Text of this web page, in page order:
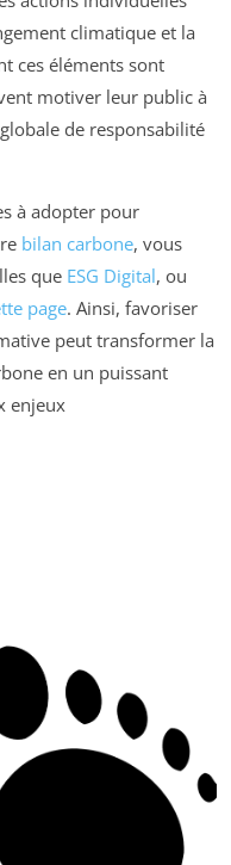
climatique et la
ces éléments sont
motiver leur public à
de responsabilité
à adopter pour
bilan carbone, vous
que ESG Digital, ou
page. Ainsi, favoriser
peut transformer la
en un puissant
enjeux